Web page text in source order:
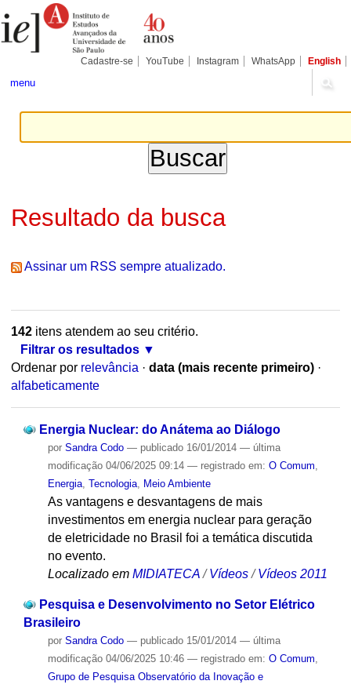
para
conteúdo.
Pessoais
Cadastre-se YouTube Instagram WhatsApp English
menu
Resultado da busca
Assinar um RSS sempre atualizado.
142itens atendem ao seu critério.
Filtrar os resultados
Ordenar por relevância · data (mais recente primeiro) ·
alfabeticamente
Energia Nuclear: do Anátema ao Diálogo
por Sandra Codo — publicado16/01/2014 — última
modificação04/06/2025 09:14 — registrado em: O Comum
Energia, Tecnologia, Meio Ambiente
As vantagens e desvantagens de mais
investimentos em energia nuclear para geração
de eletricidade no Brasil foi a temática discutida
no evento.
Localizado em MIDIATECA /Vídeos /Vídeos 2011
Pesquisa e Desenvolvimento no Setor Elétrico
Brasileiro
por Sandra Codo — publicado15/01/2014 — última
modificação04/06/2025 10:46 — registrado em: O Comum
Grupo de Pesquisa Observatório da Inovação e